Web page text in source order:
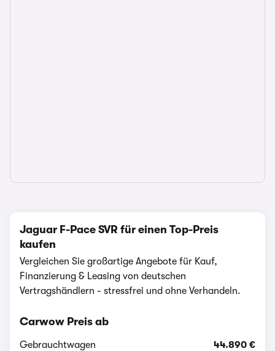
Jaguar F-Pace SVR für einen Top-Preis
kaufen
Vergleichen Sie großartige Angebote für Kauf,
Finanzierung & Leasing von deutschen
Vertragshändlern - stressfrei und ohne Verhandeln.
Carwow Preis ab
Gebrauchtwagen 44.890 €